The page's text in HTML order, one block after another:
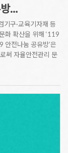
방…
구·교육기자재 등
화 확산을 위해 ‘119
안전나눔 공유방’은
써 자율안전관리 문